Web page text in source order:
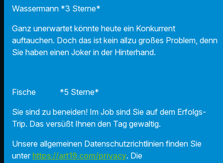
Wassermann *3 Sterne*
Ganz unerwartet könnte heute ein Konkurrent
auftauchen. Doch das ist kein allzu großes Problem, denn
Sie haben einen Joker in der Hinterhand.
Fische *5 Sterne*
Sie sind zu beneiden! Im Job sind Sie auf dem Erfolgs-
Trip. Das versüßt Ihnen den Tag gewaltig.
Unsere allgemeinen Datenschutzrichtlinien finden Sie
unter https://art19.com/privacy. Die